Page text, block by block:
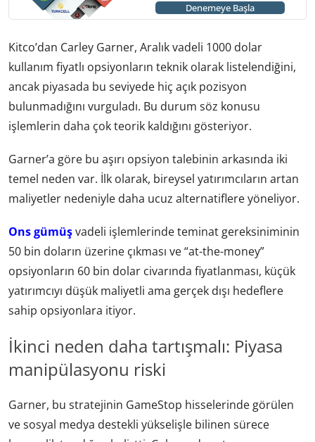
Denemeye Başla
Kitco’dan Carley Garner, Aralık vadeli 1000 dolar
kullanım fiyatlı opsiyonların teknik olarak listelendiğini,
ancak piyasada bu seviyede hiç açık pozisyon
bulunmadığını vurguladı. Bu durum söz konusu
işlemlerin daha çok teorik kaldığını gösteriyor.
Garner’a göre bu aşırı opsiyon talebinin arkasında iki
temel neden var. İlk olarak, bireysel yatırımcıların artan
maliyetler nedeniyle daha ucuz alternatiflere yöneliyor.
Ons gümüşvadeli işlemlerinde teminat gereksiniminin
50 bin doların üzerine çıkması ve “at-the-money”
opsiyonların 60 bin dolar civarında fiyatlanması, küçük
yatırımcıyı düşük maliyetli ama gerçek dışı hedeflere
sahip opsiyonlara itiyor.
İkinci neden daha tartışmalı: Piyasa
manipülasyonu riski
Garner, bu stratejinin GameStop hisselerinde görülen
ve sosyal medya destekli yükselişle bilinen sürece